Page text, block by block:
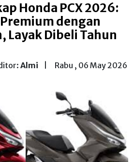
Honda PCX 2026:
dengan
Layak Dibeli Tahun
Almi
Rabu , 06 May 2026